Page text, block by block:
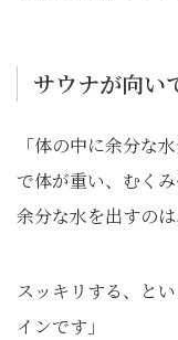
サウナが向い
「体の中に余分な
で体が重い、むく
余分な水を出すのは
スッキリする、と
インです」